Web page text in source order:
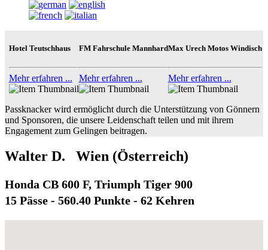
Hotel Teutschhaus
Mehr erfahren ...
FM Fahrschule Mannhard
Mehr erfahren ...
Max Urech Motos Windisch
Mehr erfahren ...
Passknacker wird ermöglicht durch die Unterstützung von Gönnern
und Sponsoren, die unsere Leidenschaft teilen und mit ihrem
Engagement zum Gelingen beitragen.
Walter D. Wien (Österreich)
Honda CB 600 F, Triumph Tiger 900
15 Pässe - 560.40 Punkte - 62 Kehren